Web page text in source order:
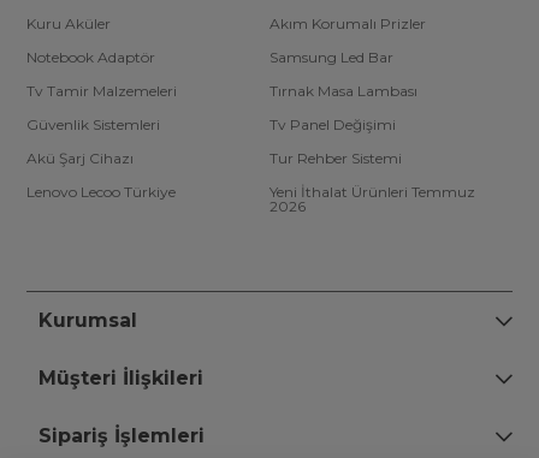
Kuru Aküler
Akım Korumalı Prizler
Notebook Adaptör
Samsung Led Bar
Tv Tamir Malzemeleri
Tırnak Masa Lambası
Güvenlik Sistemleri
Tv Panel Değişimi
Akü Şarj Cihazı
Tur Rehber Sistemi
Lenovo Lecoo Türkiye
Yeni İthalat Ürünleri Temmuz
2026
Kurumsal
Müşteri İlişkileri
Sipariş İşlemleri